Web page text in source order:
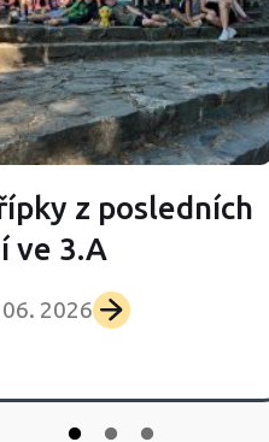
z posledních
ve 3.A
2026